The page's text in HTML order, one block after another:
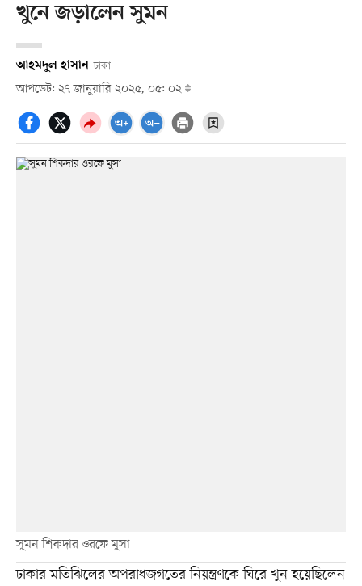
খুনে জড়ালেন সুমন
আহমদুল হাসান ঢাকা
আপডেট: ২৭ জানুয়ারি ২০২৫, ০৫: ০২
সুমন শিকদার ওরফে মুসা
ঢাকার মতিঝিলের অপরাধজগতের নিয়ন্ত্রণকে ঘিরে খুন হয়েছিলেন